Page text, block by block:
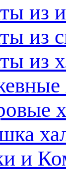
из
из
из
и